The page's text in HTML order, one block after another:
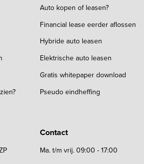
Auto kopen of leasen?
Financial lease eerder aflossen
Hybride auto leasen
Elektrische auto leasen
Gratis whitepaper download
Pseudo eindheffing
Contact
Ma. t/m vrij. 09:00 - 17:00